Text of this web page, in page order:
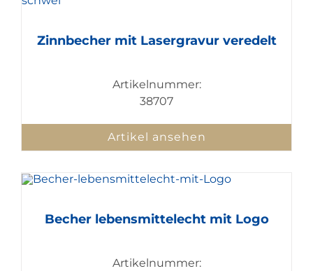
Zinnbecher mit Lasergravur veredelt
Artikelnummer:
38707
Artikel ansehen
Becher lebensmittelecht mit Logo
Artikelnummer: